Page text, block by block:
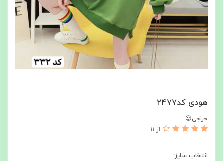
هودی کد۲۴۷۷
حراجی😍
از 11
انتخاب سایز: